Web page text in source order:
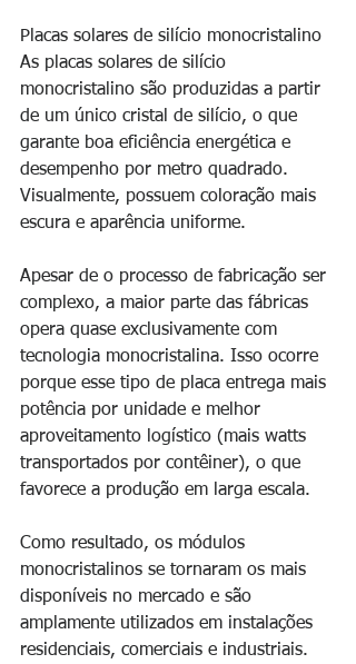
Placas solares de silício monocristalino
As placas solares de silício
monocristalino são produzidas a partir
de um único cristal de silício, o que
garante boa eficiência energética e
desempenho por metro quadrado.
Visualmente, possuem coloração mais
escura e aparência uniforme.
Apesar de o processo de fabricação ser
complexo, a maior parte das fábricas
opera quase exclusivamente com
tecnologia monocristalina. Isso ocorre
porque esse tipo de placa entrega mais
potência por unidade e melhor
aproveitamento logístico (mais watts
transportados por contêiner), o que
favorece a produção em larga escala.
Como resultado, os módulos
monocristalinos se tornaram os mais
disponíveis no mercado e são
amplamente utilizados em instalações
residenciais, comerciais e industriais.